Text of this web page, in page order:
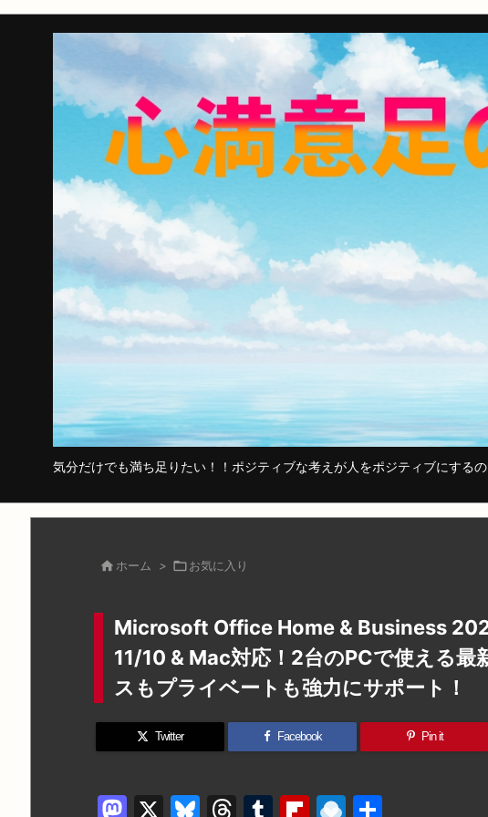
気分だけでも満ち足りたい！！ポジティブな考えが人をポジティブにする
 ホーム > お気に入り
Microsoft Office Home & Business
11/10 & Mac対応！2台のPCで使える
スもプライベートも強力にサポート！
Twitter Facebook Pin it
M X Bl T T Fl R